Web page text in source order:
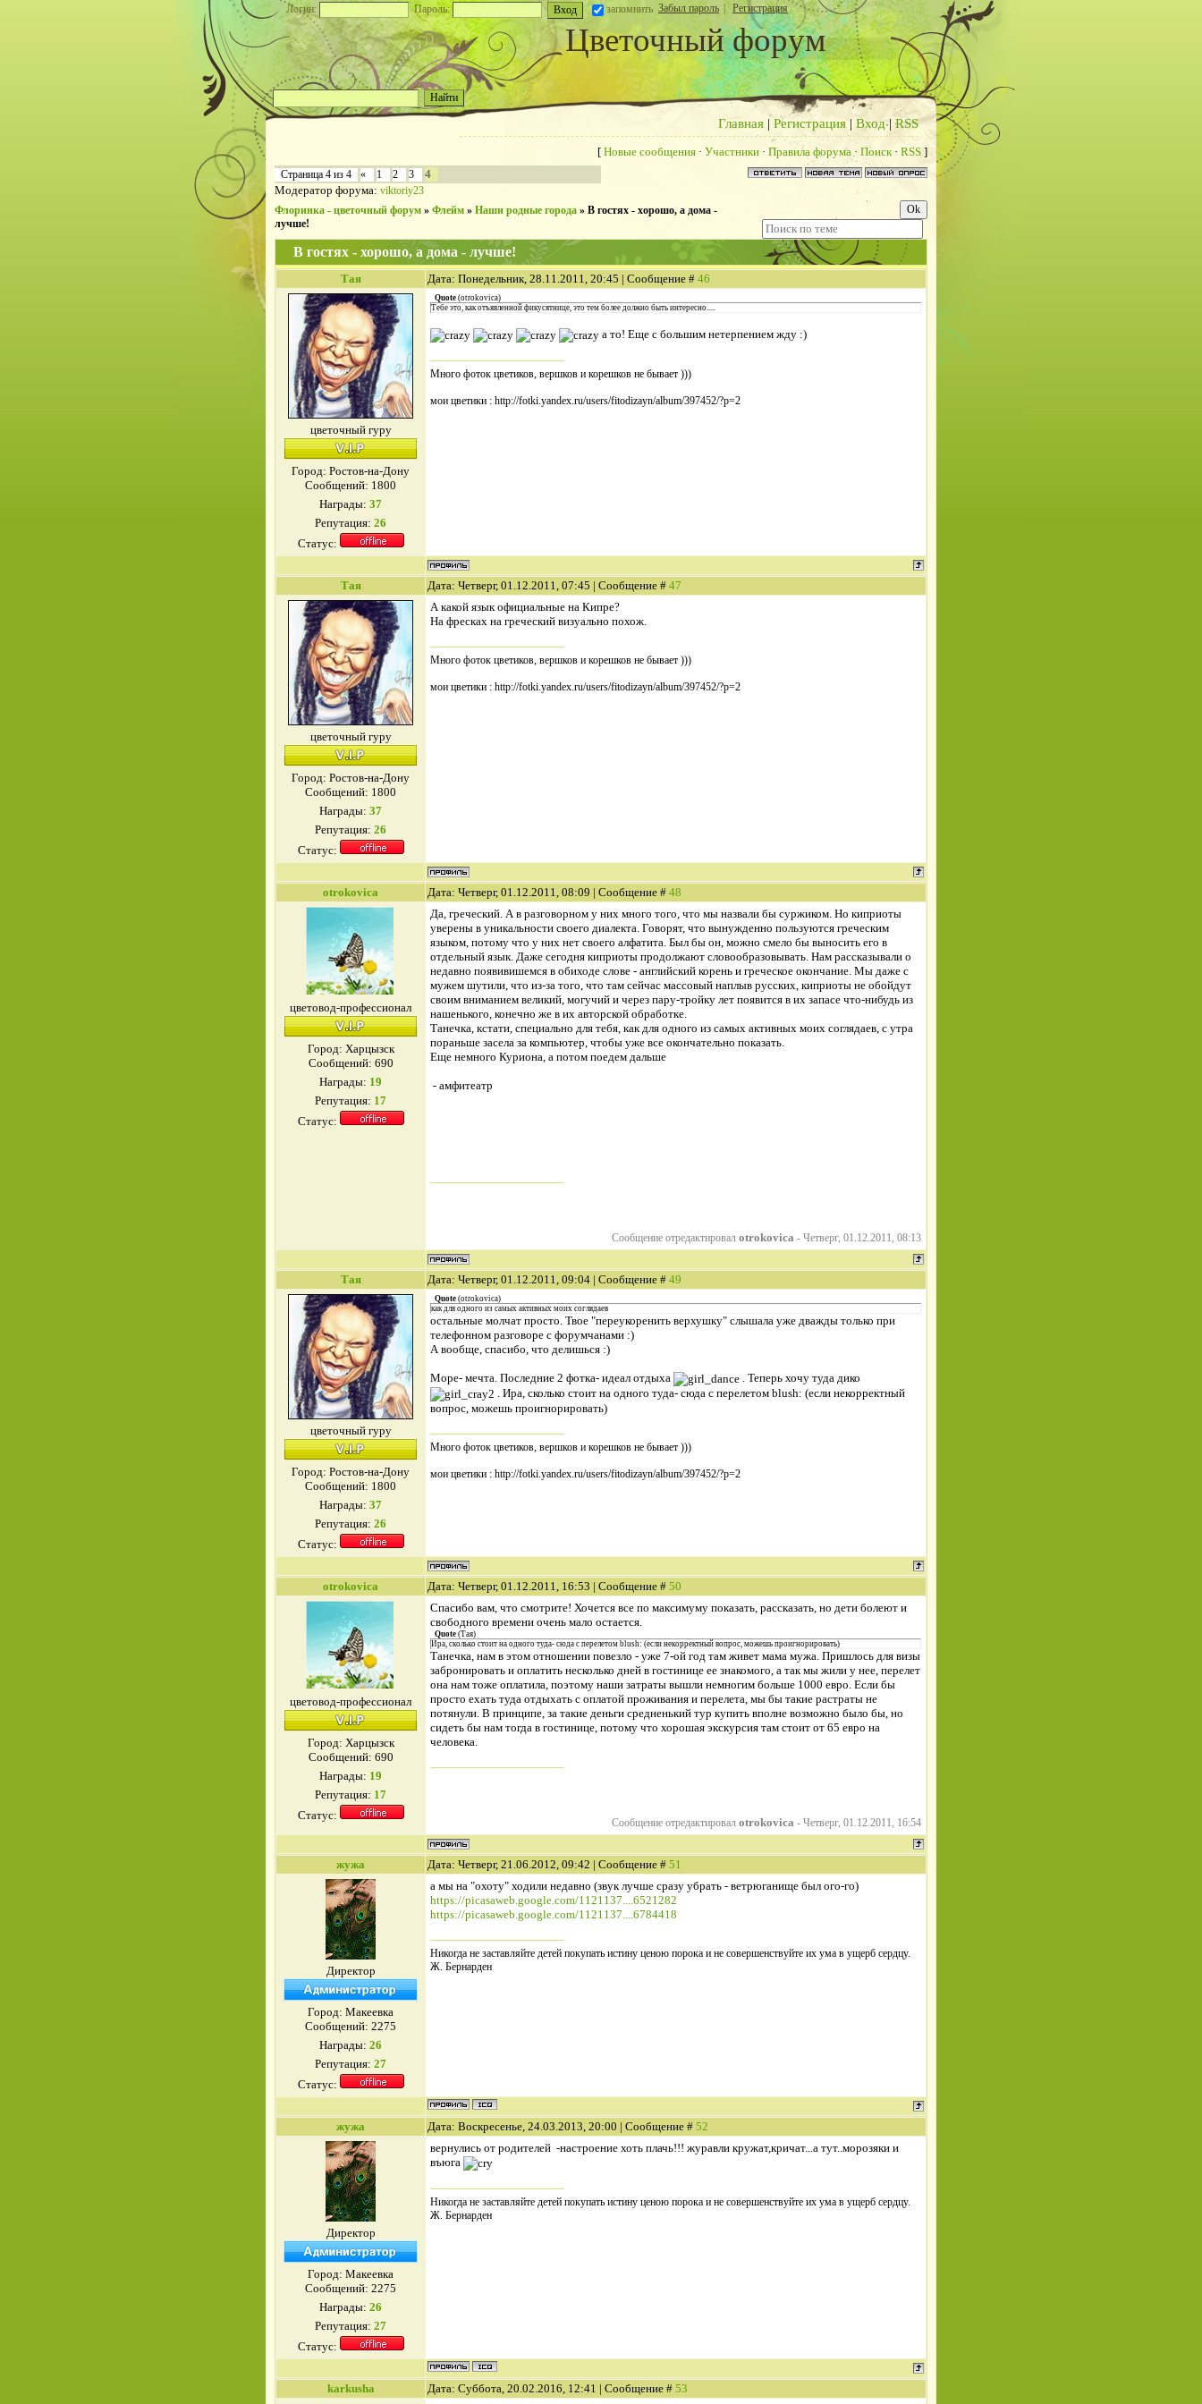
Логин: Пароль: запомнить Забыл пароль | Регистрация
Цветочный форум
Главная | Регистрация| Вход|RSS
[ Новые сообщения · Участники · Правила форума · Поиск· RSS ]
Страница 4 из 4 « 1 2 3
4
Модератор форума: viktoriy23
Флоринка - цветочный форум » Флейм » Наши родные города » В гостях - хорошо, а дома -
лучше!
В гостях - хорошо, а дома - лучше!
Тая Дата: Понедельник, 28.11.2011, 20:45 | Сообщение # 46
цветочный гуру
Город: Ростов-на-Дону
Сообщений: 1800
Награды: 37
Репутация: 26
Статус:
Quote (otrokovica)
Тебе это, как отъявленной фикусятнице, это тем более должно быть интересно.....
а то! Еще с большим нетерпением жду :)
Много фоток цветиков, вершков и корешков не бывает )))
мои цветики : http://fotki.yandex.ru/users/fitodizayn/album/397452/?p=2
Тая Дата: Четверг, 01.12.2011, 07:45 | Сообщение # 47
цветочный гуру
Город: Ростов-на-Дону
Сообщений: 1800
Награды: 37
Репутация: 26
Статус:
А какой язык официальные на Кипре?
На фресках на греческий визуально похож.
Много фоток цветиков, вершков и корешков не бывает )))
мои цветики : http://fotki.yandex.ru/users/fitodizayn/album/397452/?p=2
otrokovica Дата: Четверг, 01.12.2011, 08:09 | Сообщение # 48
цветовод-профессионал
Город: Харцызск
Сообщений: 690
Награды: 19
Репутация: 17
Статус:
Да, греческий. А в разговорном у них много того, что мы назвали бы суржиком. Но киприоты
уверены в уникальности своего диалекта. Говорят, что вынужденно пользуются греческим
языком, потому что у них нет своего алфатита. Был бы он, можно смело бы выносить его в
отдельный язык. Даже сегодня киприоты продолжают словообразовывать. Нам рассказывали о
недавно появивишемся в обиходе слове - английский корень и греческое окончание. Мы даже с
мужем шутили, что из-за того, что там сейчас массовый наплыв русских, киприоты не обойдут
своим вниманием великий, могучий и через пару-тройку лет появится в их запасе что-нибудь из
нашенького, конечно же в их авторской обработке.
Танечка, кстати, специально для тебя, как для одного из самых активных моих соглядаев, с утра
пораньше засела за компьютер, чтобы уже все окончательно показать.
Еще немного Куриона, а потом поедем дальше
- амфитеатр
Сообщение отредактировал otrokovica - Четверг, 01.12.2011, 08:13
Тая Дата: Четверг, 01.12.2011, 09:04 | Сообщение # 49
цветочный гуру
Город: Ростов-на-Дону
Сообщений: 1800
Награды: 37
Репутация: 26
Статус:
Quote (otrokovica)
как для одного из самых активных моих соглядаев
остальные молчат просто. Твое "переукоренить верхушку" слышала уже дважды только при
телефонном разговоре с форумчанами :)
А вообще, спасибо, что делишься :)
Море- мечта. Последние 2 фотка- идеал отдыха
. Теперь хочу туда дико
. Ира, сколько стоит на одного туда- сюда с перелетом blush: (если некорректный
вопрос, можешь проигнорировать)
Много фоток цветиков, вершков и корешков не бывает )))
мои цветики : http://fotki.yandex.ru/users/fitodizayn/album/397452/?p=2
otrokovica Дата: Четверг, 01.12.2011, 16:53 | Сообщение # 50
цветовод-профессионал
Город: Харцызск
Сообщений: 690
Награды: 19
Репутация: 17
Статус:
Спасибо вам, что смотрите! Хочется все по максимуму показать, рассказать, но дети болеют и
свободного времени очень мало остается.
Quote (Тая)
Ира, сколько стоит на одного туда- сюда с перелетом blush: (если некорректный вопрос, можешь проигнорировать)
Танечка, нам в этом отношении повезло - уже 7-ой год там живет мама мужа. Пришлось для визы
забронировать и оплатить несколько дней в гостинице ее знакомого, а так мы жили у нее, перелет
она нам тоже оплатила, поэтому наши затраты вышли немногим больше 1000 евро. Если бы
просто ехать туда отдыхать с оплатой проживания и перелета, мы бы такие растраты не
потянули. В принципе, за такие деньги средненький тур купить вполне возможно было бы, но
сидеть бы нам тогда в гостинице, потому что хорошая экскурсия там стоит от 65 евро на
человека.
Сообщение отредактировал otrokovica - Четверг, 01.12.2011, 16:54
жужа Дата: Четверг, 21.06.2012, 09:42 | Сообщение # 51
Директор
Город: Макеевка
Сообщений: 2275
Награды: 26
Репутация: 27
Статус:
а мы на "охоту" ходили недавно (звук лучше сразу убрать - ветрюганище был ого-го)
https://picasaweb.google.com/1121137....6521282
https://picasaweb.google.com/1121137....6784418
Никогда не заставляйте детей покупать истину ценою порока и не совершенствуйте их ума в ущерб сердцу.
Ж. Бернарден
жужа Дата: Воскресенье, 24.03.2013, 20:00 | Сообщение # 52
Директор
Город: Макеевка
Сообщений: 2275
Награды: 26
Репутация: 27
Статус:
вернулись от родителей -настроение хоть плачь!!! журавли кружат,кричат...а тут..морозяки и
въюга
Никогда не заставляйте детей покупать истину ценою порока и не совершенствуйте их ума в ущерб сердцу.
Ж. Бернарден
karkusha Дата: Суббота, 20.02.2016, 12:41 | Сообщение # 53